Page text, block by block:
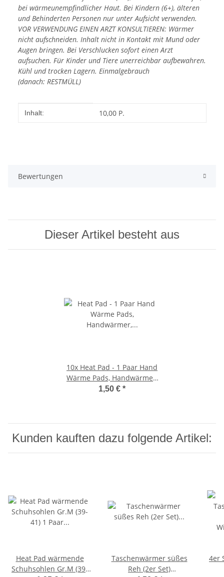
bei wärmeunempfindlicher Haut. Bei Kindern (6+), älteren
und Behinderten Personen nur unter Aufsicht verwenden.
VOR VERWENDUNG EINEN ARZT KONSULTIEREN: Wärmer
nicht aufschneiden. Inhalt nicht in Kontakt mit Mund oder
Augen bringen. Bei Verschlucken sofort einen Arzt
aufsuchen. Für Kinder und Tiere unerreichbar aufbewahren.
Kühl und trocken Lagern. Einmalgebrauch
(danach: RESTMÜLL)
Produkteigenschaft
Wert
Inhalt: 10,00 P.
Bewertungen
Dieser Artikel besteht aus
10x Heat Pad - 1 Paar Hand
Wärme Pads, Handwärmer,
Taschenwärmer
1,50 € *
Kunden kauften dazu folgende Artikel:
Heat Pad wärmende
Schuhsohlen Gr.M (39-
Taschenwärmer süßes
Reh (2er Set)
4er